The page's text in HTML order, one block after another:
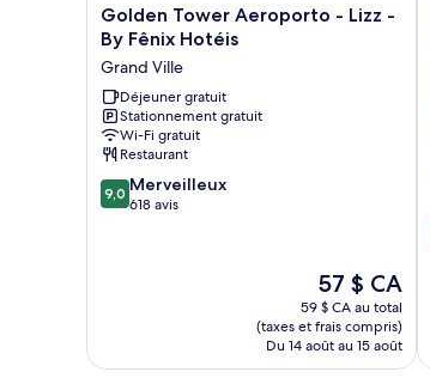
Golden
Tower
Aeroporto
-
Lizz
-
By
Fênix
Hotéis
Grand
Golden Tower Aeroporto - Lizz -
By Fênix Hotéis
Grand Ville
Déjeuner gratuit
Stationnement gratuit
Wi-Fi gratuit
Restaurant
9.0
sur
9,0 Merveilleux
618 avis
Le
prix
est
de
57 $ CA
57 $ CA
59 $ CA au total
(taxes et frais compris)
Du 14 août au 15 août